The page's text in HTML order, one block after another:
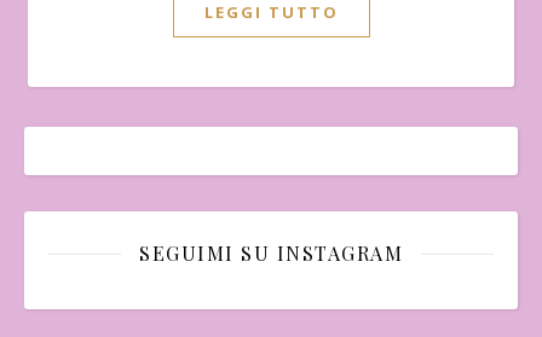
LEGGI TUTTO
SEGUIMI SU INSTAGRAM